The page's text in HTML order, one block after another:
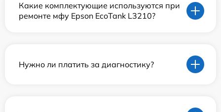
Какие комплектующие используются при
ремонте мфу Epson EcoTank L3210?
Нужно ли платить за диагностику?